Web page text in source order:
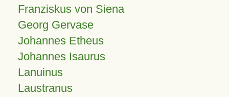
Franziskus von Siena
Georg Gervase
Johannes Etheus
Johannes Isaurus
Lanuinus
Laustranus